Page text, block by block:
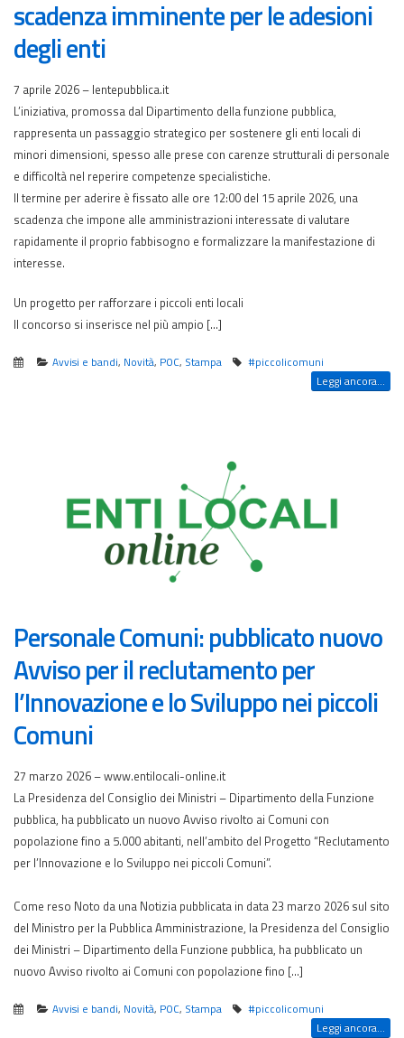
scadenza imminente per le adesioni
degli enti
7 aprile 2026 – lentepubblica.it
L’iniziativa, promossa dal Dipartimento della funzione pubblica,
rappresenta un passaggio strategico per sostenere gli enti locali di
minori dimensioni, spesso alle prese con carenze strutturali di personale
e difficoltà nel reperire competenze specialistiche.
Il termine per aderire è fissato alle ore 12:00 del 15 aprile 2026, una
scadenza che impone alle amministrazioni interessate di valutare
rapidamente il proprio fabbisogno e formalizzare la manifestazione di
interesse.
Un progetto per rafforzare i piccoli enti locali
Il concorso si inserisce nel più ampio […]
Avvisi e bandi, Novità, POC, Stampa #piccolicomuni
Leggi ancora...
Personale Comuni: pubblicato nuovo
Avviso per il reclutamento per
l’Innovazione e lo Sviluppo nei piccoli
Comuni
27 marzo 2026 – www.entilocali-online.it
La Presidenza del Consiglio dei Ministri – Dipartimento della Funzione
pubblica, ha pubblicato un nuovo Avviso rivolto ai Comuni con
popolazione fino a 5.000 abitanti, nell’ambito del Progetto “Reclutamento
per l’Innovazione e lo Sviluppo nei piccoli Comuni”.
Come reso Noto da una Notizia pubblicata in data 23 marzo 2026 sul sito
del Ministro per la Pubblica Amministrazione, la Presidenza del Consiglio
dei Ministri – Dipartimento della Funzione pubblica, ha pubblicato un
nuovo Avviso rivolto ai Comuni con popolazione fino […]
Avvisi e bandi, Novità, POC, Stampa #piccolicomuni
Leggi ancora...